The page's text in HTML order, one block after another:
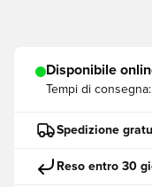
Disponibile
Tempi di consegna:
Spedizione
Reso entro 30